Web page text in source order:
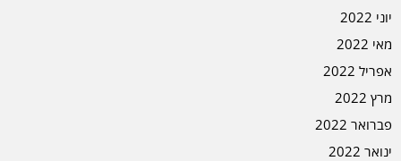
יוני 2022
מאי 2022
אפריל 2022
מרץ 2022
פברואר 2022
ינואר 2022